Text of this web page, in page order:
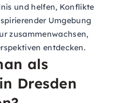
und helfen, Konflikte
Umgebung
zusammenwachsen,
entdecken.
als
Dresden